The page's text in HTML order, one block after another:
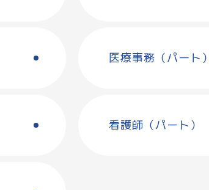
医療事務（パート
看護師（パート）